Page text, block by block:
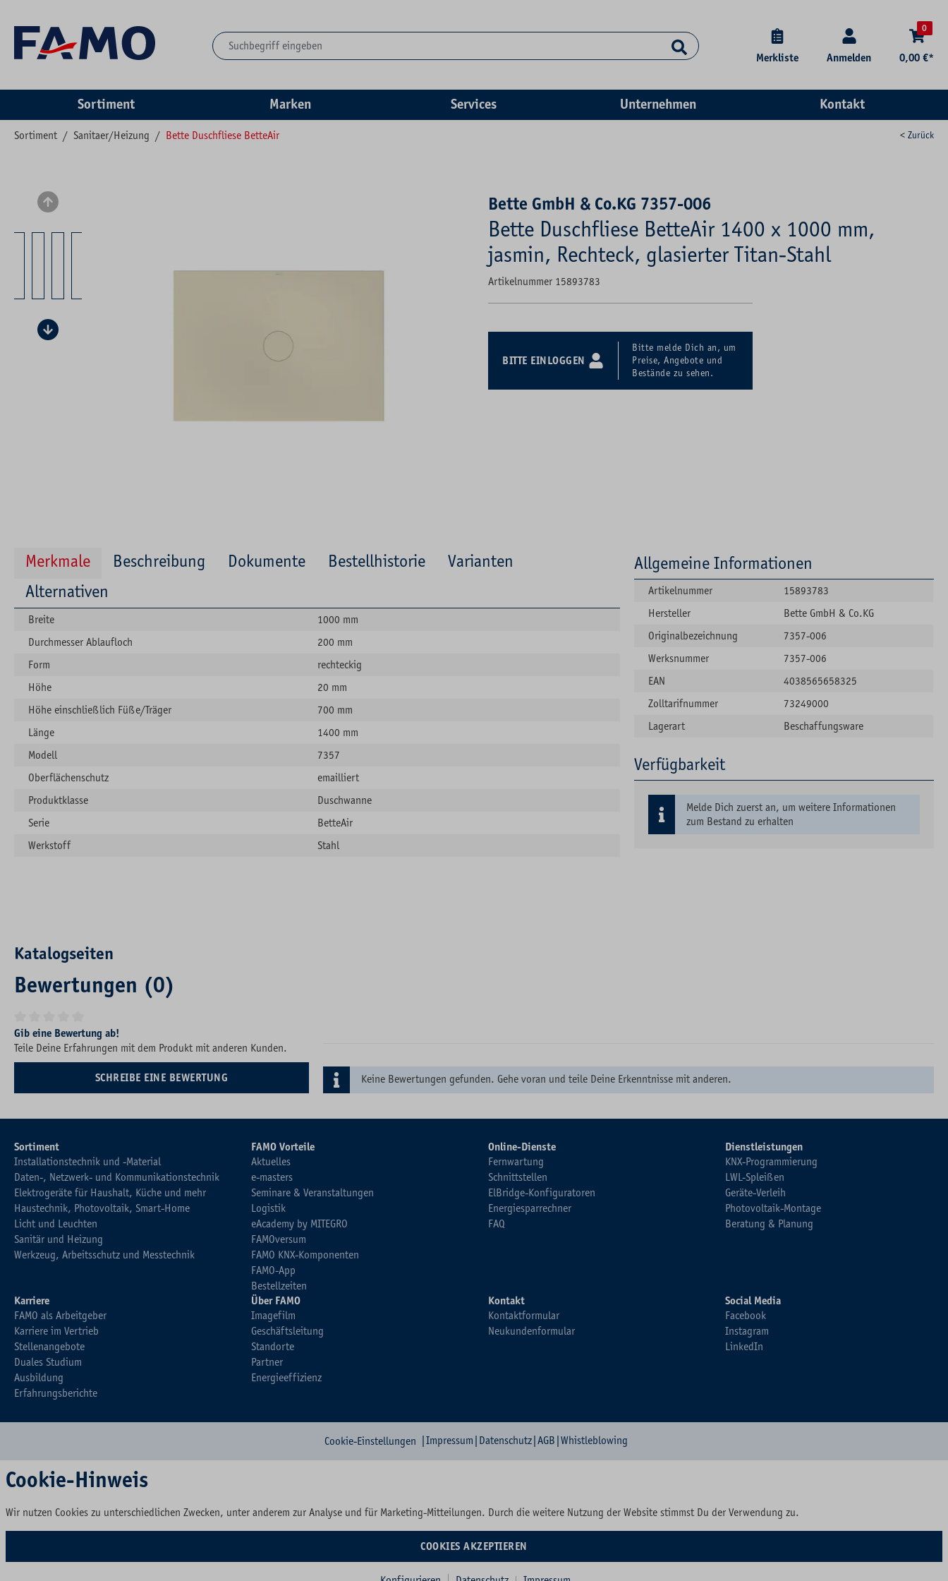
Merkliste Anmelden
0
0,00 €*
Sortiment Marken Services Unternehmen Kontakt
Sortiment / Sanitaer/Heizung / Bette Duschfliese BetteAir < Zurück
Bildergalerie überspringen Bette GmbH & Co.KG 7357-006
Bette Duschfliese BetteAir 1400 x 1000 mm,
jasmin, Rechteck, glasierter Titan-Stahl
Artikelnummer 15893783
BITTE EINLOGGEN
Bitte melde Dich an, um
Preise, Angebote und
Bestände zu sehen.
Merkmale Beschreibung Dokumente Bestellhistorie
Varianten
Alternativen
Breite
1000 mm
Durchmesser Ablaufloch
200 mm
Form
rechteckig
Höhe
20 mm
Höhe einschließlich Füße/Träger
700 mm
Länge
1400 mm
Modell
7357
Oberflächenschutz
emailliert
Produktklasse
Duschwanne
Serie
BetteAir
Werkstoff
Stahl
Allgemeine Informationen
Artikelnummer
15893783
Hersteller
Bette GmbH & Co.KG
Originalbezeichnung
7357-006
Werksnummer
7357-006
EAN
4038565658325
Zolltarifnummer
73249000
Lagerart
Beschaffungsware
Verfügbarkeit
Melde Dich zuerst an, um weitere Informationen
zum Bestand zu erhalten
Katalogseiten
Bewertungen (0)
Durchschnittliche Bewertung von 0 von 5 Sternen
Gib eine Bewertung ab!
Teile Deine Erfahrungen mit dem Produkt mit anderen Kunden.
SCHREIBE EINE BEWERTUNG Keine Bewertungen gefunden. Gehe voran und teile Deine Erkenntnisse mit anderen.
Sortiment
Installationstechnik und -Material
Daten-, Netzwerk- und Kommunikationstechnik
Elektrogeräte für Haushalt, Küche und mehr
Haustechnik, Photovoltaik, Smart-Home
Licht und Leuchten
Sanitär und Heizung
Werkzeug, Arbeitsschutz und Messtechnik
FAMO Vorteile
Aktuelles
e-masters
Seminare & Veranstaltungen
Logistik
eAcademy by MITEGRO
FAMOversum
FAMO KNX-Komponenten
FAMO-App
Bestellzeiten
Online-Dienste
Fernwartung
Schnittstellen
ElBridge-Konfiguratoren
Energiesparrechner
FAQ
Dienstleistungen
KNX-Programmierung
LWL-Spleißen
Geräte-Verleih
Photovoltaik-Montage
Beratung & Planung
Karriere
FAMO als Arbeitgeber
Karriere im Vertrieb
Stellenangebote
Duales Studium
Ausbildung
Erfahrungsberichte
Über FAMO
Imagefilm
Geschäftsleitung
Standorte
Partner
Energieeffizienz
Kontakt
Kontaktformular
Neukundenformular
Social Media
Facebook
Instagram
LinkedIn
Cookie-Einstellungen Impressum Datenschutz AGB Whistleblowing
Cookie-Hinweis
Wir nutzen Cookies zu unterschiedlichen Zwecken, unter anderem zur Analyse und für Marketing-Mitteilungen. Durch die weitere Nutzung der Website stimmst Du der Verwendung zu.
COOKIES AKZEPTIEREN